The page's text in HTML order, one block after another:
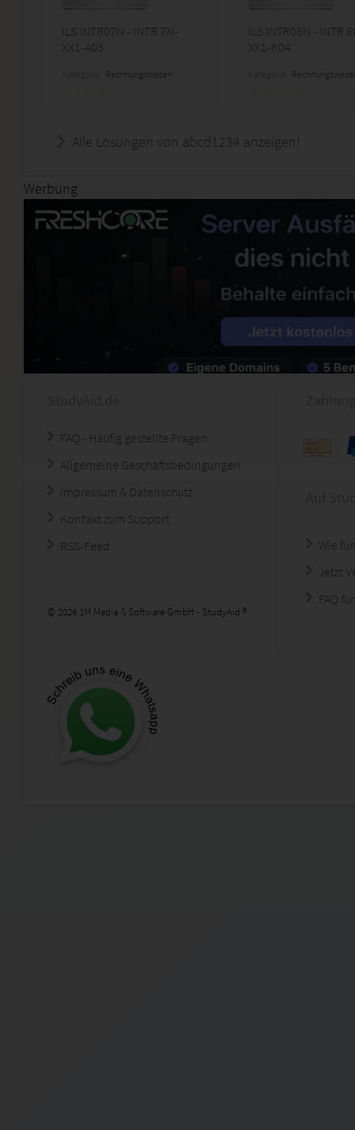
ILS INTR07N - INTR 7N-
XX1-A03
Rechnungswesen
ILS INTR06N - INTR
XX1-K04
Alle Lösungen von abcd1234 anzeigen!
Werbung
FAQ - Häufig gestellte Fragen
Allgemeine Geschäftsbedingungen
Impressum & Datenschutz
Kontakt zum Support
RSS-Feed
© 2026 1M Media & Software GmbH - StudyAid ®
Wie
Jetzt
FAQ